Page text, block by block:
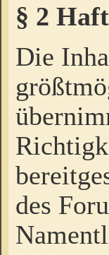
§ 2
Die
des